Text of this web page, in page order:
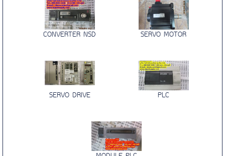
CONVERTER NSD SERVO MOTOR
SERVO DRIVE PLC